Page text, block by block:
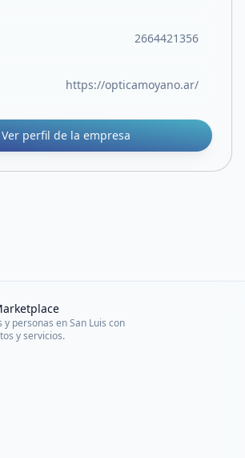
2664421356
https://opticamoyano.ar/
Ver perfil de la empresa
personas en San Luis con
y servicios.